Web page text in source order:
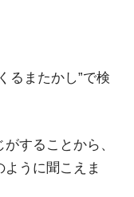
るまたかし”で検
することから、
うに聞こえま